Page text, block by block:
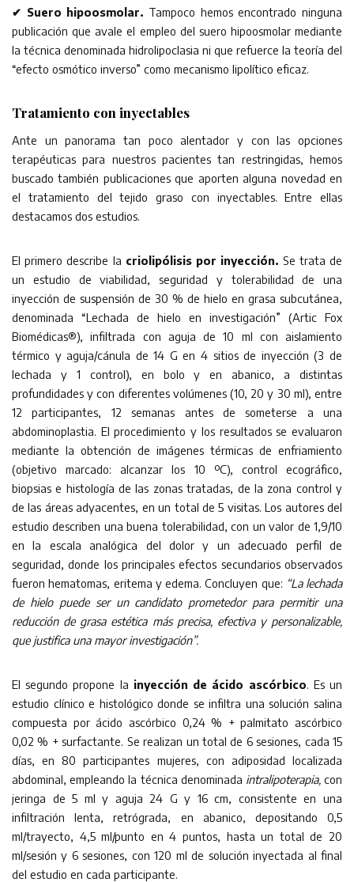
✔ Suero hipoosmolar. Tampoco hemos encontrado ninguna
publicación que avale el empleo del suero hipoosmolar mediante
la técnica denominada hidrolipoclasia ni que refuerce la teoría del
“efecto osmótico inverso” como mecanismo lipolítico eficaz.
Tratamiento con inyectables
Ante un panorama tan poco alentador y con las opciones
terapéuticas para nuestros pacientes tan restringidas, hemos
buscado también publicaciones que aporten alguna novedad en
el tratamiento del tejido graso con inyectables. Entre ellas
destacamos dos estudios.
El primero describe la criolipólisis por inyección. Se trata de
un estudio de viabilidad, seguridad y tolerabilidad de una
inyección de suspensión de 30 % de hielo en grasa subcutánea,
denominada “Lechada de hielo en investigación” (Artic Fox
Biomédicas®), infiltrada con aguja de 10 ml con aislamiento
térmico y aguja/cánula de 14 G en 4 sitios de inyección (3 de
lechada y 1 control), en bolo y en abanico, a distintas
profundidades y con diferentes volúmenes (10, 20 y 30 ml), entre
12 participantes, 12 semanas antes de someterse a una
abdominoplastia. El procedimiento y los resultados se evaluaron
mediante la obtención de imágenes térmicas de enfriamiento
(objetivo marcado: alcanzar los 10 ºC), control ecográfico,
biopsias e histología de las zonas tratadas, de la zona control y
de las áreas adyacentes, en un total de 5 visitas. Los autores del
estudio describen una buena tolerabilidad, con un valor de 1,9/10
en la escala analógica del dolor y un adecuado perfil de
seguridad, donde los principales efectos secundarios observados
fueron hematomas, eritema y edema. Concluyen que: “La lechada
de hielo puede ser un candidato prometedor para permitir una
reducción de grasa estética más precisa, efectiva y personalizable,
que justifica una mayor investigación”.
El segundo propone la inyección de ácido ascórbico. Es un
estudio clínico e histológico donde se infiltra una solución salina
compuesta por ácido ascórbico 0,24 % + palmitato ascórbico
0,02 % + surfactante. Se realizan un total de 6 sesiones, cada 15
días, en 80 participantes mujeres, con adiposidad localizada
abdominal, empleando la técnica denominada intralipoterapia,con
jeringa de 5 ml y aguja 24 G y 16 cm, consistente en una
infiltración lenta, retrógrada, en abanico, depositando 0,5
ml/trayecto, 4,5 ml/punto en 4 puntos, hasta un total de 20
ml/sesión y 6 sesiones, con 120 ml de solución inyectada al final
del estudio en cada participante.